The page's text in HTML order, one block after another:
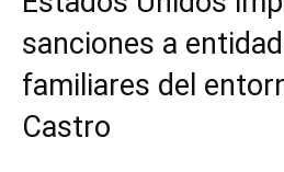
sanciones a
familiares del
Castro